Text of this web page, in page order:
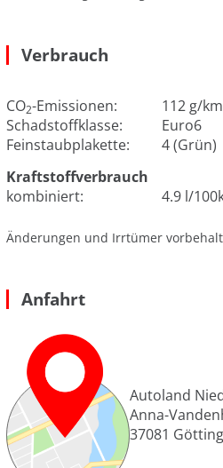
Verbrauch
CO2-Emissionen:
112 g/km
Schadstoffklasse:
Euro6
Feinstaubplakette:
4 (Grün)
Kraftstoffverbrauch
kombiniert:
4.9 l/
Änderungen und Irrtümer
Anfahrt
Autoland
Anna-
37081